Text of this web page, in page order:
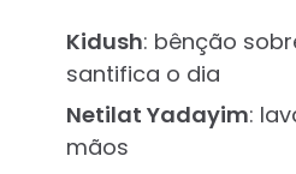
Kidush: bênção
santifica o dia
Netilat Yadayim:
mãos